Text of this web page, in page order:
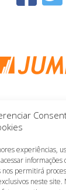
experiências,
nos permitirá
neste
2010 - 2019 Grupo
Todos os direitos